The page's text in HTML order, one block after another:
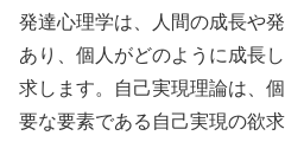
発達心理学は、人間の成長や
あり、個人がどのように成長
求します。自己実現理論は、
要な要素である自己実現の欲